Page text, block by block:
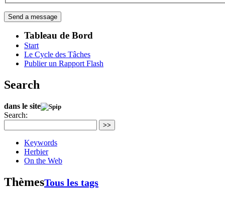
Tableau de Bord
Start
Le Cycle des Tâches
Publier un Rapport Flash
Search
dans le site
Search:
>>
Keywords
Herbier
On the Web
ThèmesTous les tags